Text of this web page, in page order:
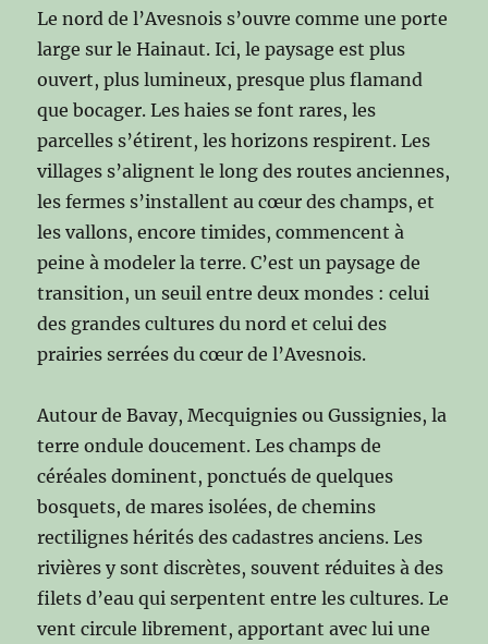
Le nord de l’Avesnois s’ouvre comme une porte
large sur le Hainaut. Ici, le paysage est plus
ouvert, plus lumineux, presque plus flamand
que bocager. Les haies se font rares, les
parcelles s’étirent, les horizons respirent. Les
villages s’alignent le long des routes anciennes,
les fermes s’installent au cœur des champs, et
les vallons, encore timides, commencent à
peine à modeler la terre. C’est un paysage de
transition, un seuil entre deux mondes : celui
des grandes cultures du nord et celui des
prairies serrées du cœur de l’Avesnois.
Autour de Bavay, Mecquignies ou Gussignies, la
terre ondule doucement. Les champs de
céréales dominent, ponctués de quelques
bosquets, de mares isolées, de chemins
rectilignes hérités des cadastres anciens. Les
rivières y sont discrètes, souvent réduites à des
filets d’eau qui serpentent entre les cultures. Le
vent circule librement, apportant avec lui une